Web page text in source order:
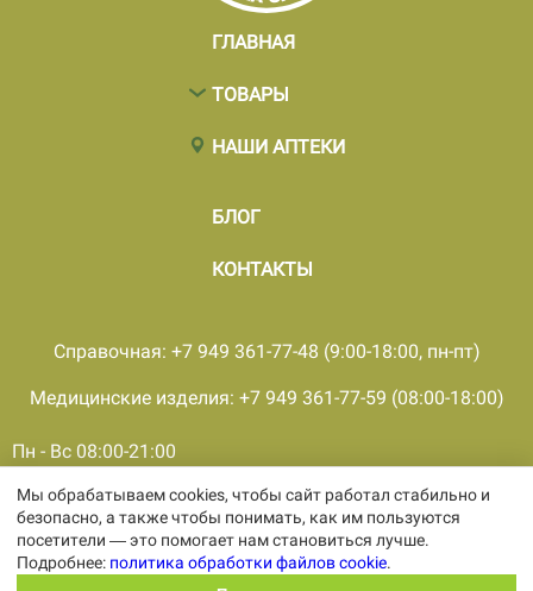
ГЛАВНАЯ
ТОВАРЫ
НАШИ АПТЕКИ
БЛОГ
КОНТАКТЫ
Пн - Вс 08:00-21:00
Справочная: +7 949 361-77-48 (9:00-18:00, пн-пт)
Медицинские изделия: +7 949 361-77-59 (08:00-18:00)
© 2001 - 2026, все права защищены, ООО «ПКМФ «Ольвия-
Мединвест», ИНН 9308009362 КПП 930301001
Политика конфиденциальности
Политика обработки персональных
Мы обрабатываем cookies, чтобы сайт работал стабильно и
безопасно, а также чтобы понимать, как им пользуются
посетители — это помогает нам становиться лучше.
Подробнее: политика обработки файлов cookie.